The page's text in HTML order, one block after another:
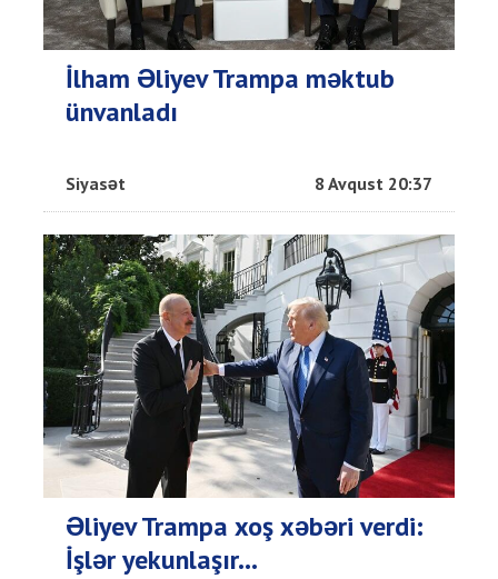
İlham Əliyev Trampa məktub
ünvanladı
Siyasət 8 Avqust 20:37
Əliyev Trampa xoş xəbəri verdi:
İşlər yekunlaşır...